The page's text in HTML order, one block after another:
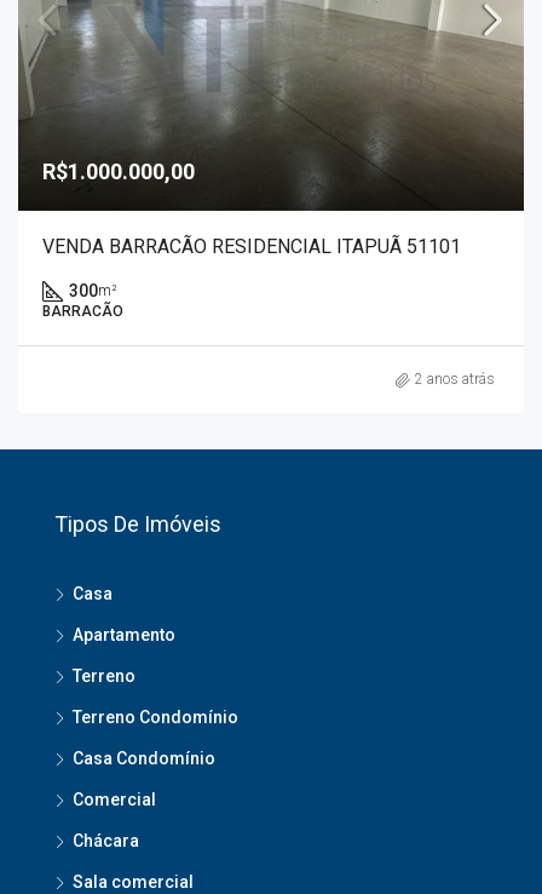
R$1.000.000,00
VENDA BARRACÃO RESIDENCIAL ITAPUÃ 51101
300m²
BARRACÃO
2 anos atrás
Tipos De Imóveis
Casa
Apartamento
Terreno
Terreno Condomínio
Casa Condomínio
Comercial
Chácara
Sala comercial